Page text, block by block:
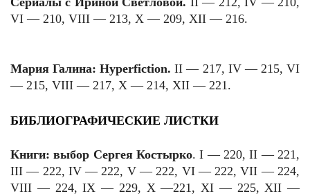
VI — 210, VIII — 213, X — 209, XII — 216.
Мария Галина:Hyperfiction.II — 217, IV— 215,VI
— 215, VIII — 217, X — 214, XII — 221.
БИБЛИОГРАФИЧЕСКИЕ ЛИСТКИ
Книги: выбор Сергея Костырко.I — 220, II — 221,
III — 222, IV — 222, V — 222, VI — 222, VII — 224,
VIII — 224, IX — 229, X —221, XI — 225, XII —